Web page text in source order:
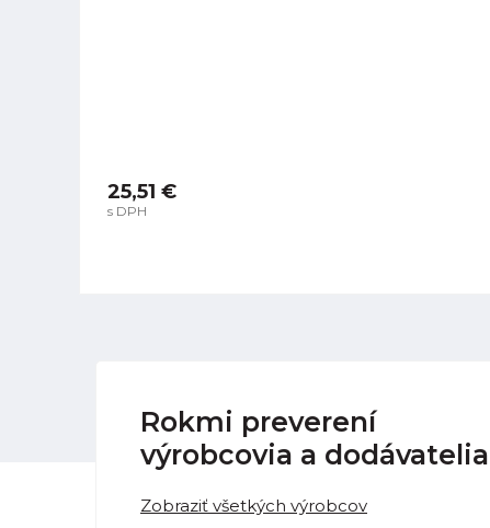
25,51 €
s DPH
Rokmi preverení
výrobcovia a dodávatelia
Zobraziť všetkých výrobcov